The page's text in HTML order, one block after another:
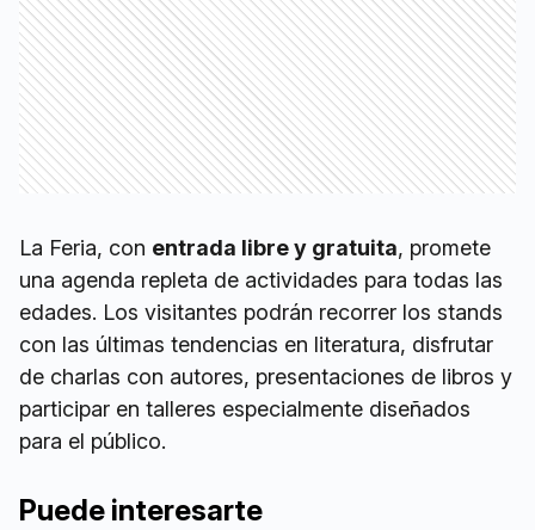
La Feria, con entrada libre y gratuita, promete
una agenda repleta de actividades para todas las
edades. Los visitantes podrán recorrer los stands
con las últimas tendencias en literatura, disfrutar
de charlas con autores, presentaciones de libros y
participar en talleres especialmente diseñados
para el público.
Puede interesarte